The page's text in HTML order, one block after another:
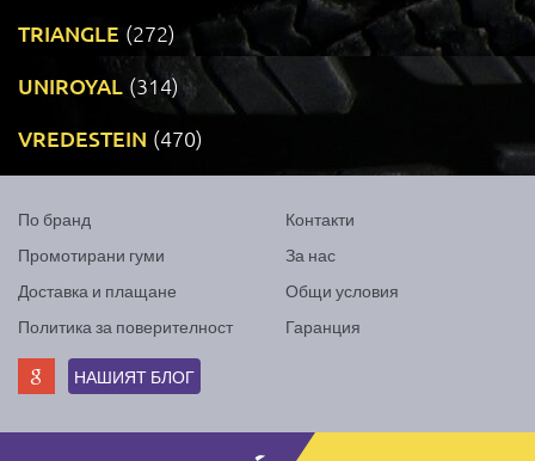
TRIANGLE (272)
UNIROYAL (314)
VREDESTEIN (470)
По бранд
Промотирани гуми
Доставка и плащане
Политика за поверителност
Контакти
За нас
Общи условия
Гаранция
НАШИЯТ БЛОГ